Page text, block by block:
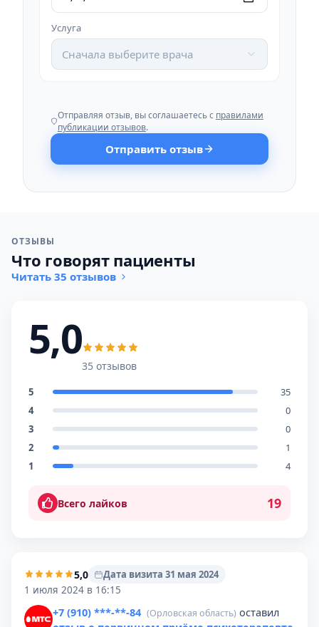
Услуга
Сначала выберите врача
Отправляя отзыв, вы соглашаетесь с правилами
публикации отзывов.
Отправить отзыв
ОТЗЫВЫ
Что говорят пациенты
Читать 35 отзывов
5,0
35 отзывов
5
35
4
0
3
0
2
1
1
4
Всего лайков 19
5,0
Дата визита 31 мая 2024
1 июля 2024 в 16:15
+7 (910) ***-**-84 (Орловская область) оставил